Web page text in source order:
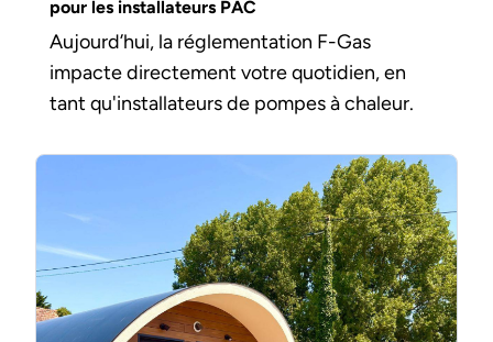
pour les installateurs PAC
Aujourd’hui, la réglementation F-Gas
impacte directement votre quotidien, en
tant qu'installateurs de pompes à chaleur.